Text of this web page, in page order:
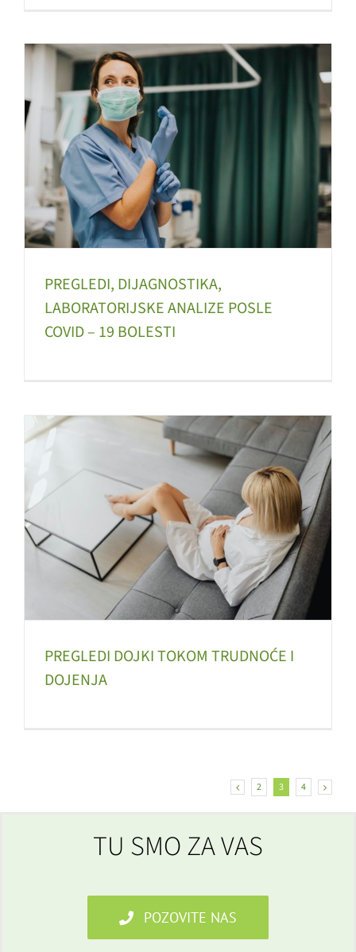
PREGLEDI, DIJAGNOSTIKA,
LABORATORIJSKE ANALIZE POSLE
COVID – 19 BOLESTI
PREGLEDI DOJKI TOKOM TRUDNOĆE I
DOJENJA
2 3 4
TU SMO ZA VAS
POZOVITE NAS